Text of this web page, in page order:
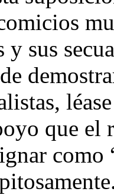
sus
que el